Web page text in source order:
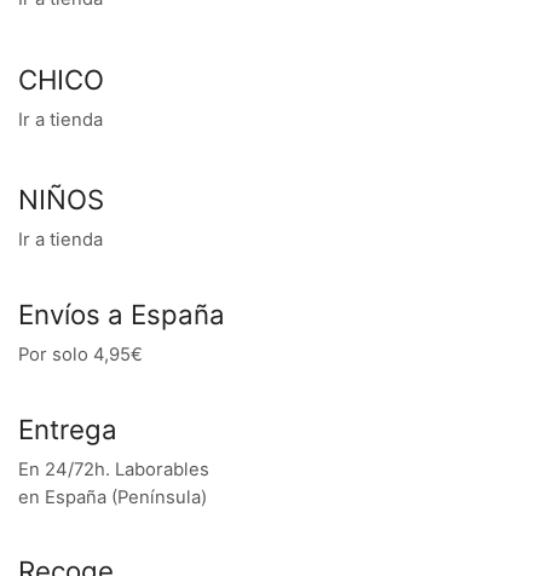
CHICO
Ir a tienda
NIÑOS
Ir a tienda
Envíos a España
Por solo 4,95€
Entrega
En 24/72h. Laborables
en España (Península)